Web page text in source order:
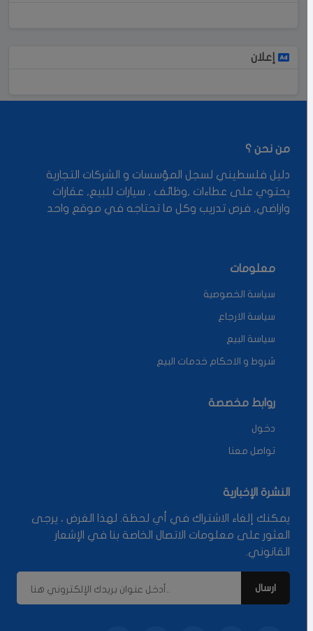
إعلان
من نحن ؟
دليل فلسطيني لسجل المؤسسات و الشركات التجارية
يحتوي على عطاءات ,وظائف , سيارات للبيع, عقارات
واراضي, فرص تدريب وكل ما تحتاجه في موقع واحد
معلومات
سياسة الخصوصية
سياسة الارجاع
سياسة البيع
شروط و الاحكام خدمات البيع
روابط مخصصة
دخول
تواصل معنا
النشرة الإخبارية
يمكنك إلغاء الاشتراك في أي لحظة. لهذا الغرض ، يرجى
العثور على معلومات الاتصال الخاصة بنا في الإشعار
القانوني.